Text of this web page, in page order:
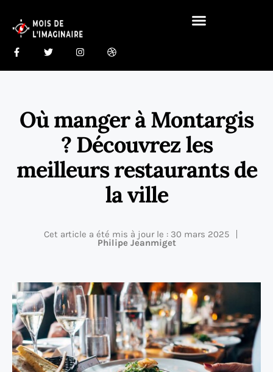
Où manger à Montargis
? Découvrez les
meilleurs restaurants de
la ville
Cet article a été mis à jour le : 30 mars 2025
Philipe Jeanmiget